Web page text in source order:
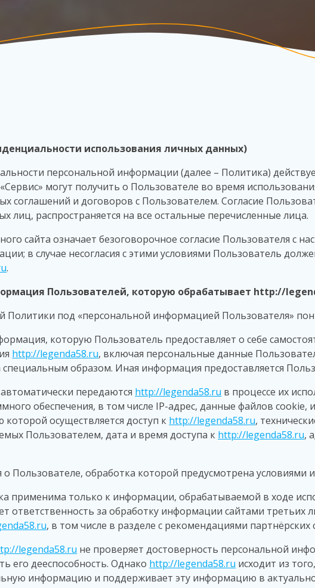
использования личных данных)
персональной информации (далее – Политика)
могут получить о Пользователе во время
соглашений и договоров с Пользователем. Согласие
лиц, распространяется на все остальные перечисленные лица.
сайта означает безоговорочное согласие Пользователя с
в случае несогласия с этими условиями Пользователь
.
Пользователей, которую обрабатывает http://
Политики под «персональной информацией Пользователя»
которую Пользователь предоставляет о себе
http://legenda58.ru, включая персональные данные
образом. Иная информация предоставляется
передаются http://legenda58.ru в процессе их
обеспечения, в том числе IP-адрес, данные файлов
осуществляется доступ к http://legenda58.ru,
Пользователем, дата и время доступа к http://legenda58.ru,
Пользователе, обработка которой предусмотрена условиями
применима только к информации, обрабатываемой в ходе
ответственность за обработку информации сайтами
, в том числе в разделе с рекомендациями партнёрских
legenda58.ru не проверяет достоверность персональной
его дееспособность. Однако http://legenda58.ru исходит из
информацию и поддерживает эту информацию в